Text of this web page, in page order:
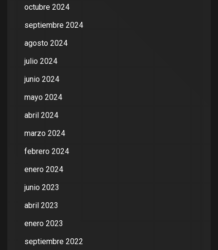
octubre 2024
septiembre 2024
agosto 2024
julio 2024
junio 2024
mayo 2024
abril 2024
marzo 2024
febrero 2024
enero 2024
junio 2023
abril 2023
enero 2023
septiembre 2022